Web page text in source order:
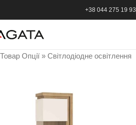
+38 044 275 19 93
Товар Опції » Світлодіодне освітлення